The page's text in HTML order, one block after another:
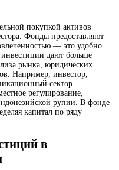
покупкой активов
Фонды предоставляют
— это удобно
дают больше
рынка, юридических
Например, инвестор,
сектор
регулирование,
рупии. В фонде
капитал по ряду
в